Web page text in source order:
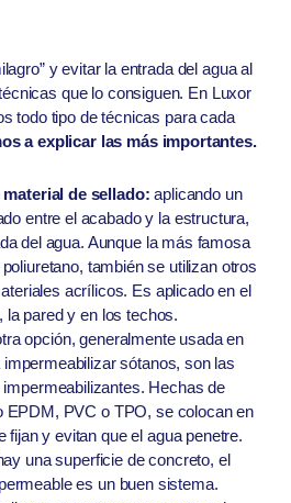
y evitar la entrada del agua al
que lo consiguen. En Luxor
todo tipo de técnicas para cada
a explicar las más importantes.
de sellado:aplicando un
entre el acabado y la estructura,
del agua. Aunque la más famosa
también se utilizan otros
acrílicos. Es aplicado en el
la pared y en los techos.
opción, generalmente usada en
sótanos, son las
Hechas de
EPDM, PVC o TPO, se colocan en
fijan y evitan que el agua penetre.
una superficie de concreto, el
es un buen sistema.